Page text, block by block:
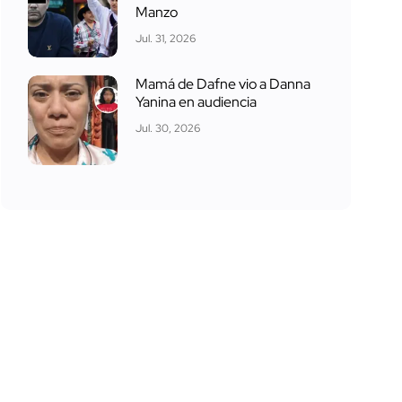
Manzo
Jul. 31, 2026
Mamá de Dafne vio a Danna
Yanina en audiencia
Jul. 30, 2026